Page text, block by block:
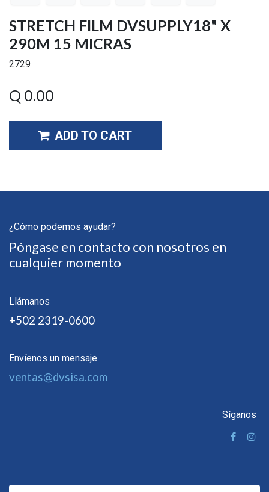
STRETCH FILM DVSUPPLY18" X
290M 15 MICRAS
2729
Q 0.00
ADD TO CART
¿Cómo podemos ayudar?
Póngase en contacto con nosotros en
cualquier momento
Llámanos
+502 2319-0600
Envíenos un mensaje
ventas@dvsisa.com
Síganos